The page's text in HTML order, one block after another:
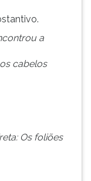
a
cabelos
Os foliões